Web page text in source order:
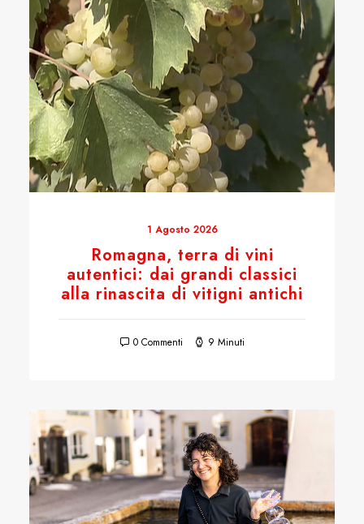
1 Agosto 2026
Romagna, terra di vini
autentici: dai grandi classici
alla rinascita di vitigni antichi
0 Commenti 9 Minuti